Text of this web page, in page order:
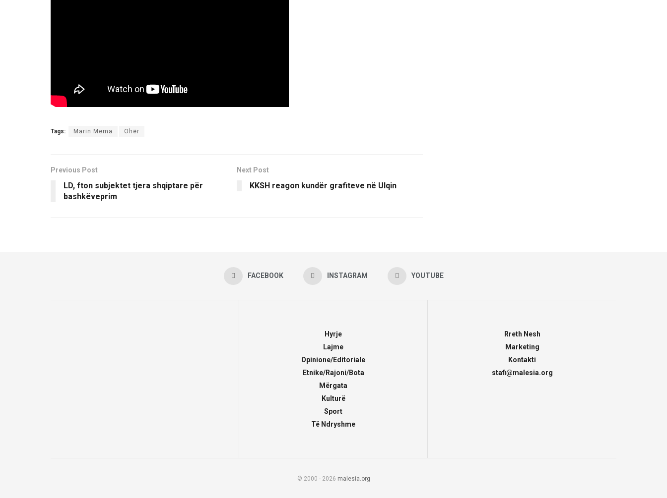
Tags: Marin Mema Ohër
Previous Post
LD, fton subjektet tjera shqiptare për
bashkëveprim
Next Post
KKSH reagon kundër grafiteve në Ulqin
FACEBOOK INSTAGRAM YOUTUBE
Hyrje
Lajme
Opinione/Editoriale
Etnike/Rajoni/Bota
Mërgata
Kulturë
Sport
Të Ndryshme
Rreth Nesh
Marketing
Kontakti
stafi@malesia.org
© 2000 - 2026 malesia.org